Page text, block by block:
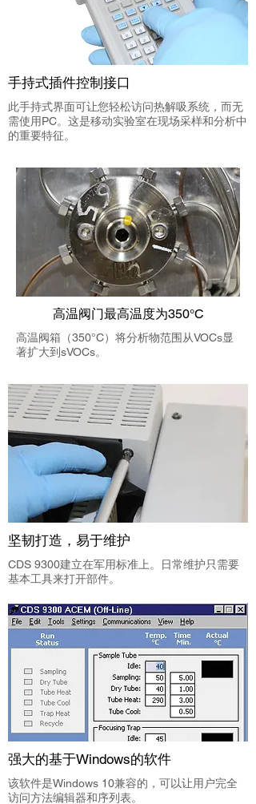
手持式插件控制接口
此手持式界面可让您轻松访问热解吸系统，而无
需使用PC。这是移动实验室在现场采样和分析中
的重要特征。
高温阀门最高温度为350°C
高温阀箱（350°C）将分析物范围从VOCs显
著扩大到sVOCs。
坚韧打造，易于维护
CDS 9300建立在军用标准上。日常维护只需要
基本工具来打开部件。
强大的基于Windows的软件
该软件是Windows 10兼容的，可以让用户完全
访问方法编辑器和序列表。